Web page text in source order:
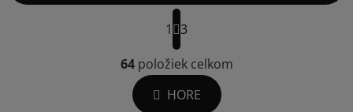
O
v
l
á
S
t
á
n
k
o
1 3
64položiek celkom
HORE